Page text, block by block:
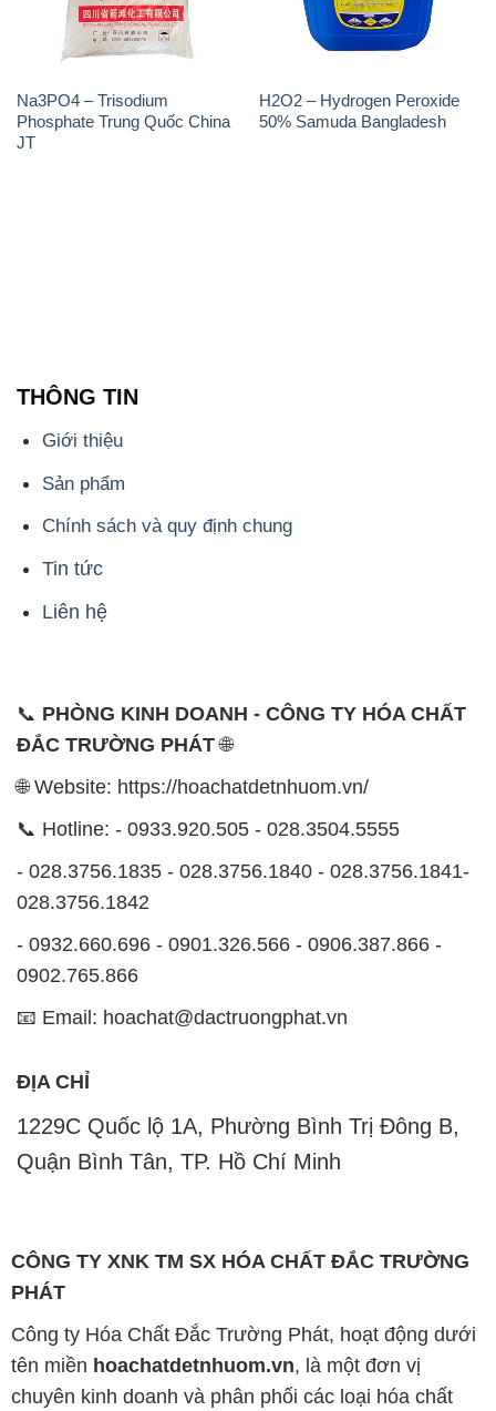
Chính sách và quy định chung
Tin tức
Liên hệ
📞
PHÒNG KINH DOANH - CÔNG TY HÓA CHẤT
ĐẮC TRƯỜNG PHÁT
- 028.3756.1835 - 028.3756.1840 - 028.3756.1841-
0902.765.866
📧 Email: hoachat@dactruongphat.vn
ĐỊA CHỈ
1229C Quốc lộ 1A, Phường Bình Trị Đông B,
Quận Bình Tân, TP. Hồ Chí Minh
CÔNG TY XNK TM SX HÓA CHẤT ĐẮC TRƯỜNG
PHÁT
chuyên kinh doanh và phân phối các loại hóa chất
công nghiệp đa dạng, nhằm đáp ứng nhu cầu sử
dụng của khách hàng một cách tốt nhất.
Chúng tôi cam kết mang đến sự hài lòng và đáp ứng
mọi nhu cầu của khách hàng với tiêu chí hàng đầu.